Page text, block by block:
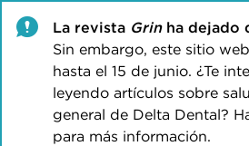
La revista Grinha dejado
Sin embargo, este sitio
hasta el 15 de junio. ¿Te
leyendo artículos sobre
general de Delta Dental?
para más información.